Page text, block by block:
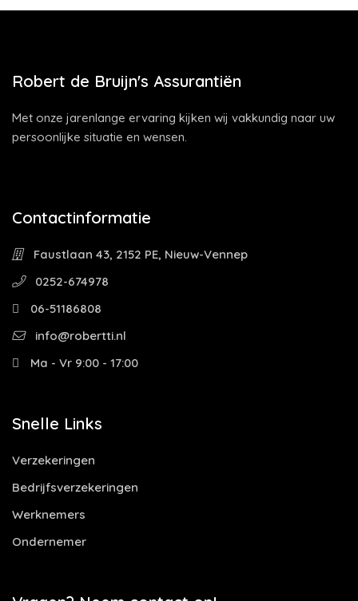
Robert de Bruijn's Assurantiën
Met onze jarenlange ervaring kijken wij vakkundig naar uw
persoonlijke situatie en wensen.
Contactinformatie
Faustlaan 43, 2152 PE, Nieuw-Vennep
0252-674978
06-51186808
info@robertti.nl
Ma - Vr 9:00 - 17:00
Snelle Links
Verzekeringen
Bedrijfsverzekeringen
Werknemers
Ondernemer